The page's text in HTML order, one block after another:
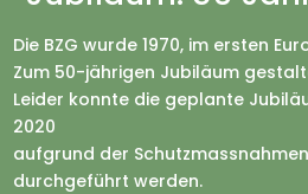
Die BZG wurde 1970, im ersten
Zum 50-jährigen Jubiläum
Leider konnte die geplante
2020
aufgrund der
durchgeführt werden.